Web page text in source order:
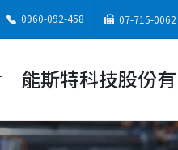
0960-092-458 07-715-0062
能斯特科技股份